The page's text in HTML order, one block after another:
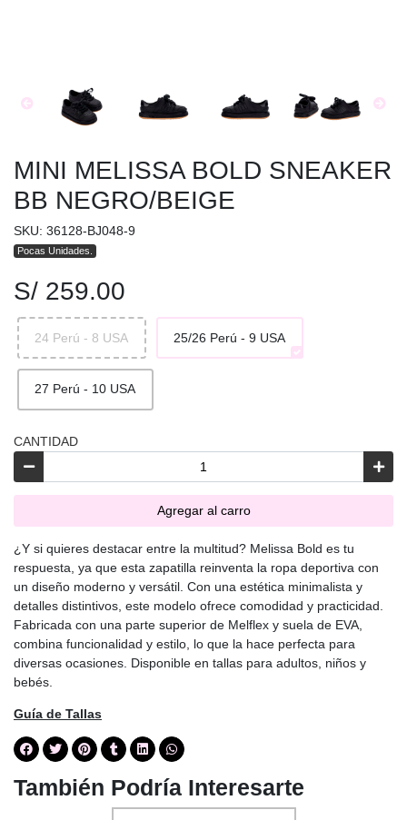
MINI MELISSA BOLD SNEAKER
BB NEGRO/BEIGE
SKU: 36128-BJ048-9
Pocas Unidades.
S/ 259.00
24 Perú - 8 USA 25/26 Perú - 9 USA
27 Perú - 10 USA
CANTIDAD
Agregar al carro
¿Y si quieres destacar entre la multitud? Melissa Bold es tu
respuesta, ya que esta zapatilla reinventa la ropa deportiva con
un diseño moderno y versátil. Con una estética minimalista y
detalles distintivos, este modelo ofrece comodidad y practicidad.
Fabricada con una parte superior de Melflex y suela de EVA,
combina funcionalidad y estilo, lo que la hace perfecta para
diversas ocasiones. Disponible en tallas para adultos, niños y
bebés.
Guía de Tallas
También Podría Interesarte